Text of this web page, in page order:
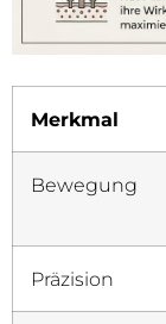
Merkmal
Bewegung
Präzision